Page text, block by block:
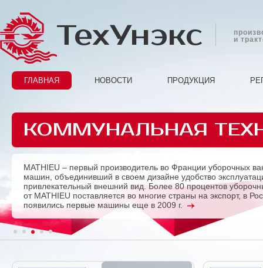
ТехУнэкс
и
ГЛАВНАЯ НОВОСТИ ПРОДУКЦИЯ
КОММУНАЛЬНАЯ
MATHIEU – первый производитель во Франции уборочных
машин, объединивший в своем дизайне удобство
привлекательный внешний вид. Более 80 процентов
от MATHIEU поставляется во многие страны на экспорт, в
появились первые машины еще в 2009 г.
Previous
1 2 3 4 5